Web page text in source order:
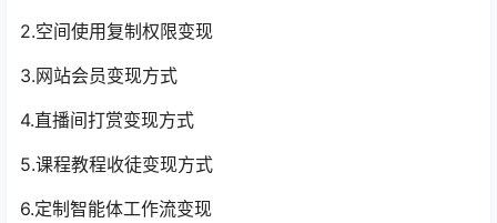
2.空间使用复制权限变现
3.网站会员变现方式
4.直播间打赏变现方式
5.课程教程收徒变现方式
6.定制智能体工作流变现